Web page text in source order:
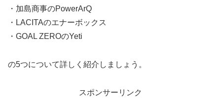
・加島商事のPowerArQ
・LACITAのエナーボックス
・GOAL ZEROのYeti
の5つについて詳しく紹介しましょう。
スポンサーリンク